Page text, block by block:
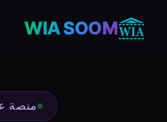
WIA SOOM
منصة